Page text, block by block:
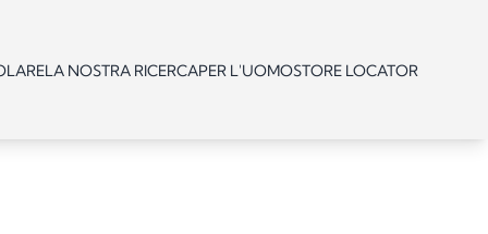
LA NOSTRA RICERCAPER L'UOMOSTORE LOCATOR